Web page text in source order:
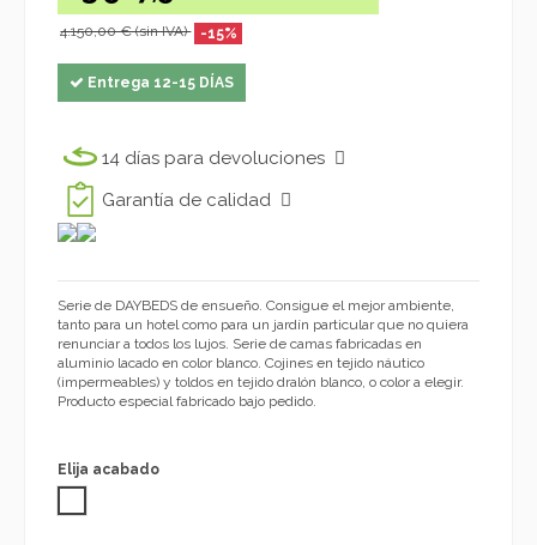
4.150,00 € (sin IVA) -15%
Entrega 12-15 DÍAS
14 días para devoluciones
Garantía de calidad
Serie de DAYBEDS de ensueño. Consigue el mejor ambiente,
tanto para un hotel como para un jardín particular que no quiera
renunciar a todos los lujos. Serie de camas fabricadas en
aluminio lacado en color blanco. Cojines en tejido náutico
(impermeables) y toldos en tejido dralón blanco, o color a elegir.
Producto especial fabricado bajo pedido.
Elija acabado